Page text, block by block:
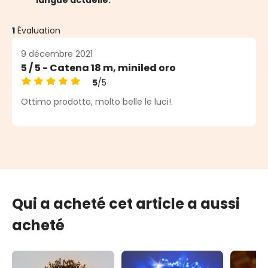
1 Évaluation
9 décembre 2021
5 / 5 - Catena 18 m, miniled oro
Note moyenne de 5 sur 5 étoiles
5/5
Ottimo prodotto, molto belle le luci!.
Qui a acheté cet article a aussi
acheté